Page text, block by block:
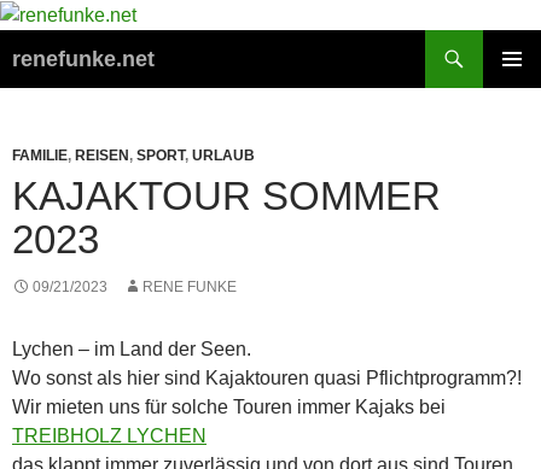
Zum
springen
renefunke.net
FAMILIE, REISEN, SPORT, URLAUB
KAJAKTOUR SOMMER
2023
09/21/2023 RENE FUNKE
Lychen – im Land der Seen.
Wo sonst als hier sind Kajaktouren quasi Pflichtprogramm?!
Wir mieten uns für solche Touren immer Kajaks bei
TREIBHOLZ LYCHEN
das klappt immer zuverlässig und von dort aus sind Touren